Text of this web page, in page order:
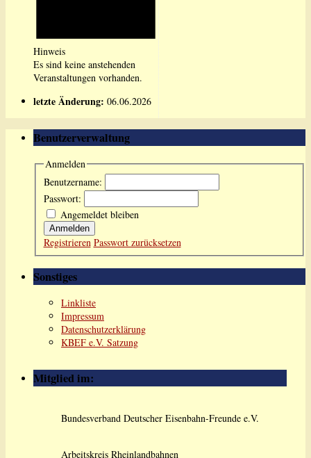
Hinweis
Es sind keine anstehenden
Veranstaltungen vorhanden.
letzte Änderung: 06.06.2026
Benutzerverwaltung
Anmelden
Benutzername:
Passwort:
Angemeldet bleiben
Anmelden
Registrieren Passwort zurücksetzen
Sonstiges
Linkliste
Impressum
Datenschutzerklärung
KBEF e.V. Satzung
Mitglied im:
Bundesverband Deutscher Eisenbahn-Freunde e.V.
Arbeitskreis Rheinlandbahnen